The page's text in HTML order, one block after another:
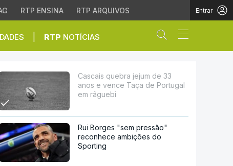
RTP ENSINA RTP ARQUIVOS Entrar
RTP NOTÍCIAS Abrir campo
de Portugal em
Cascais quebra jejum de 33
anos e vence Taça de Portugal
em râguebi
Rui Borges "sem pressão"
reconhece ambições do
Sporting